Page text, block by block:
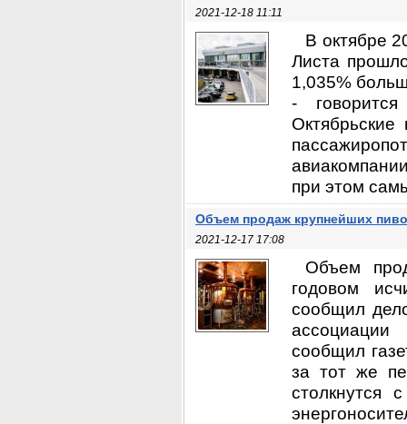
2021-12-18 11:11
В октябре
Листа
1,035%
-
при этом
Объем продаж крупнейших
2021-12-17 17:08
Объем
годовом
сообщил
сообщил
за тот же
столкнутся